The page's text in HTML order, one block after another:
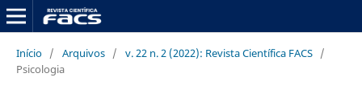
Início / Arquivos / v. 22 n. 2 (2022): Revista Científica FACS /
Psicologia